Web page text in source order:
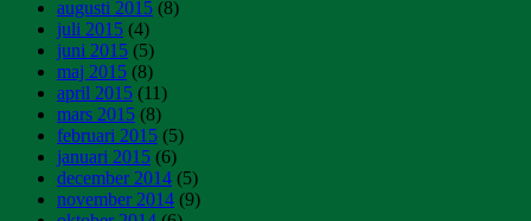
augusti 2015 (8)
juli 2015 (4)
juni 2015 (5)
maj 2015 (8)
april 2015 (11)
mars 2015 (8)
februari 2015 (5)
januari 2015 (6)
december 2014 (5)
november 2014 (9)